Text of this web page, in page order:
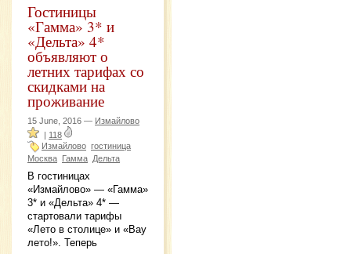
Гостиницы
«Гамма» 3* и
«Дельта» 4*
объявляют о
летних тарифах со
скидками на
проживание
15 June, 2016 — Измайлово
118
Измайлово гостиница
Москва
Гамма Дельта
В гостиницах
«Измайлово» — «Гамма»
3* и «Дельта» 4* —
стартовали тарифы
«Лето в столице» и «Вау
лето!». Теперь